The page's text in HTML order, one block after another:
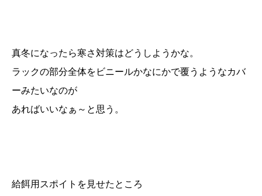
真冬になったら寒さ対策はどうしようかな。
ラックの部分全体をビニールかなにかで覆うようなカバ
ーみたいなのが
あればいいなぁ～と思う。
給餌用スポイトを見せたところ